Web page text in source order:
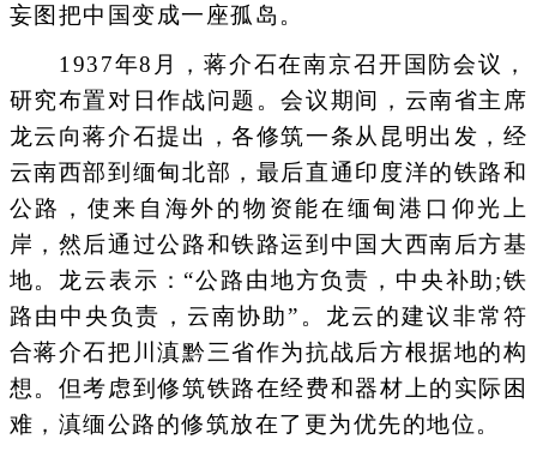
妄图把中国变成一座孤岛。
1937年8月，蒋介石在南京召开国防会议，
研究布置对日作战问题。会议期间，云南省主席
龙云向蒋介石提出，各修筑一条从昆明出发，经
云南西部到缅甸北部，最后直通印度洋的铁路和
公路，使来自海外的物资能在缅甸港口仰光上
岸，然后通过公路和铁路运到中国大西南后方基
地。龙云表示：“公路由地方负责，中央补助;铁
路由中央负责，云南协助”。龙云的建议非常符
合蒋介石把川滇黔三省作为抗战后方根据地的构
想。但考虑到修筑铁路在经费和器材上的实际困
难，滇缅公路的修筑放在了更为优先的地位。